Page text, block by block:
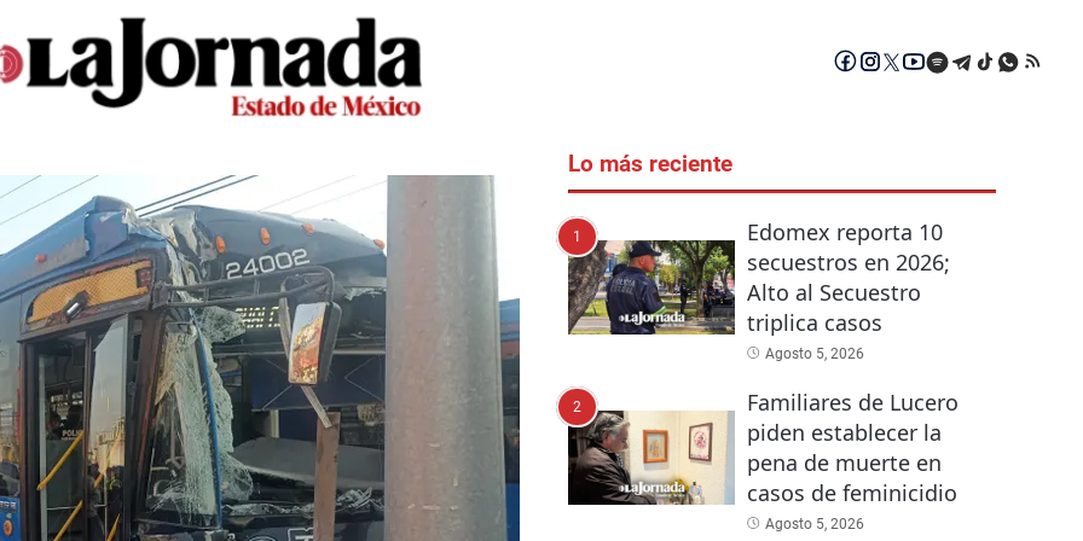
Lo más reciente
1
Edomex reporta 10
secuestros en 2026;
Alto al Secuestro
triplica casos
Agosto 5, 2026
2
Familiares de Lucero
piden establecer la
pena de muerte en
casos de feminicidio
Agosto 5, 2026